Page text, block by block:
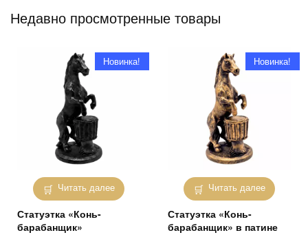
Недавно просмотренные товары
Читать далее
Новинка!
Статуэтка «Конь-
барабанщик»
Читать далее
Новинка!
Статуэтка «Конь-
барабанщик» в патине